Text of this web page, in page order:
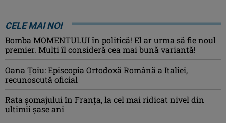
CELE MAI NOI
Bomba MOMENTULUI în politică! El ar urma să fie noul
premier. Mulți îl consideră cea mai bună variantă!
Oana Ţoiu: Episcopia Ortodoxă Română a Italiei,
recunoscută oficial
Rata şomajului în Franța, la cel mai ridicat nivel din
ultimii şase ani